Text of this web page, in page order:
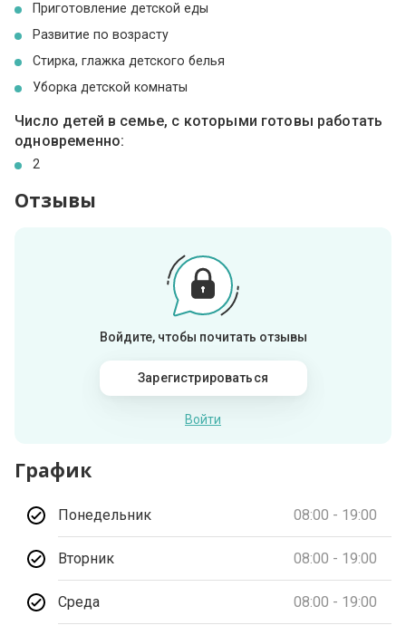
Приготовление детской еды
Развитие по возрасту
Стирка, глажка детского белья
Уборка детской комнаты
Число детей в семье, с которыми готовы работать
одновременно:
2
Отзывы
Войдите, чтобы почитать отзывы
Зарегистрироваться
Войти
График
Понедельник 08:00 - 19:00
Вторник 08:00 - 19:00
Среда 08:00 - 19:00